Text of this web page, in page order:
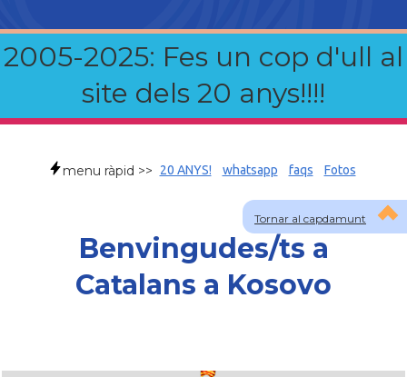
2005-2025: Fes un cop d'ull al
site dels 20 anys!!!!
Tornar al capdamunt
menu ràpid >> 20 ANYS! whatsapp faqs Fotos
Benvingudes/ts a
Catalans a Kosovo